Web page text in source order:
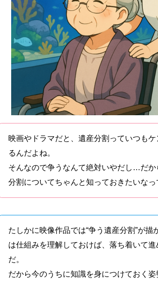
映画やドラマだと、遺産分割っていつも
るんだよね。
そんなので争うなんて絶対いやだし…だ
分割についてちゃんと知っておきたいなっ
たしかに映像作品では“争う遺産分割”が描
は仕組みを理解しておけば、落ち着いて
だ。
だから今のうちに知識を身につけておく